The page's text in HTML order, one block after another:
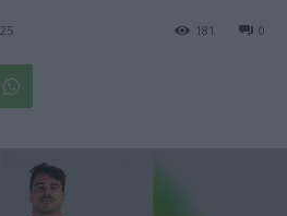
0
181